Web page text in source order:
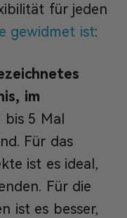
für jeden
gewidmet ist:
im
bis 5 Mal
Für das
ist es ideal,
Für die
ist es besser,